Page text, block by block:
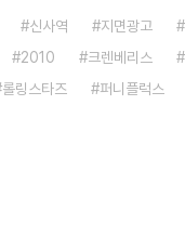
신사역 지면광고
2010 크렌베리스
롤링스타즈 퍼니플럭스